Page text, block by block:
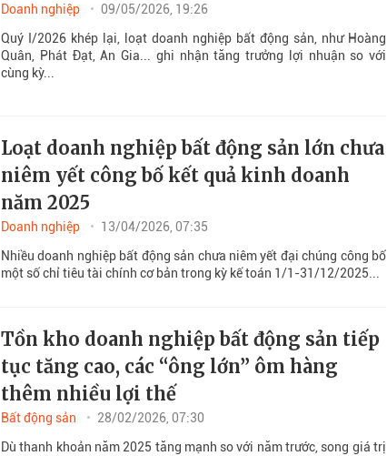
Doanh nghiệp
09/05/2026, 19:26
Quý I/2026 khép lại, loạt doanh nghiệp bất động sản, như Hoàng
Quân, Phát Đạt, An Gia... ghi nhận tăng trưởng lợi nhuận so với
cùng kỳ...
Loạt doanh nghiệp bất động sản lớn chưa
niêm yết công bố kết quả kinh doanh
năm 2025
Doanh nghiệp
13/04/2026, 07:35
Nhiều doanh nghiệp bất động sản chưa niêm yết đại chúng công bố
một số chỉ tiêu tài chính cơ bản trong kỳ kế toán 1/1-31/12/2025...
Tồn kho doanh nghiệp bất động sản tiếp
tục tăng cao, các “ông lớn” ôm hàng
thêm nhiều lợi thế
Bất động sản
28/02/2026, 07:30
Dù thanh khoản năm 2025 tăng mạnh so với năm trước, song giá trị